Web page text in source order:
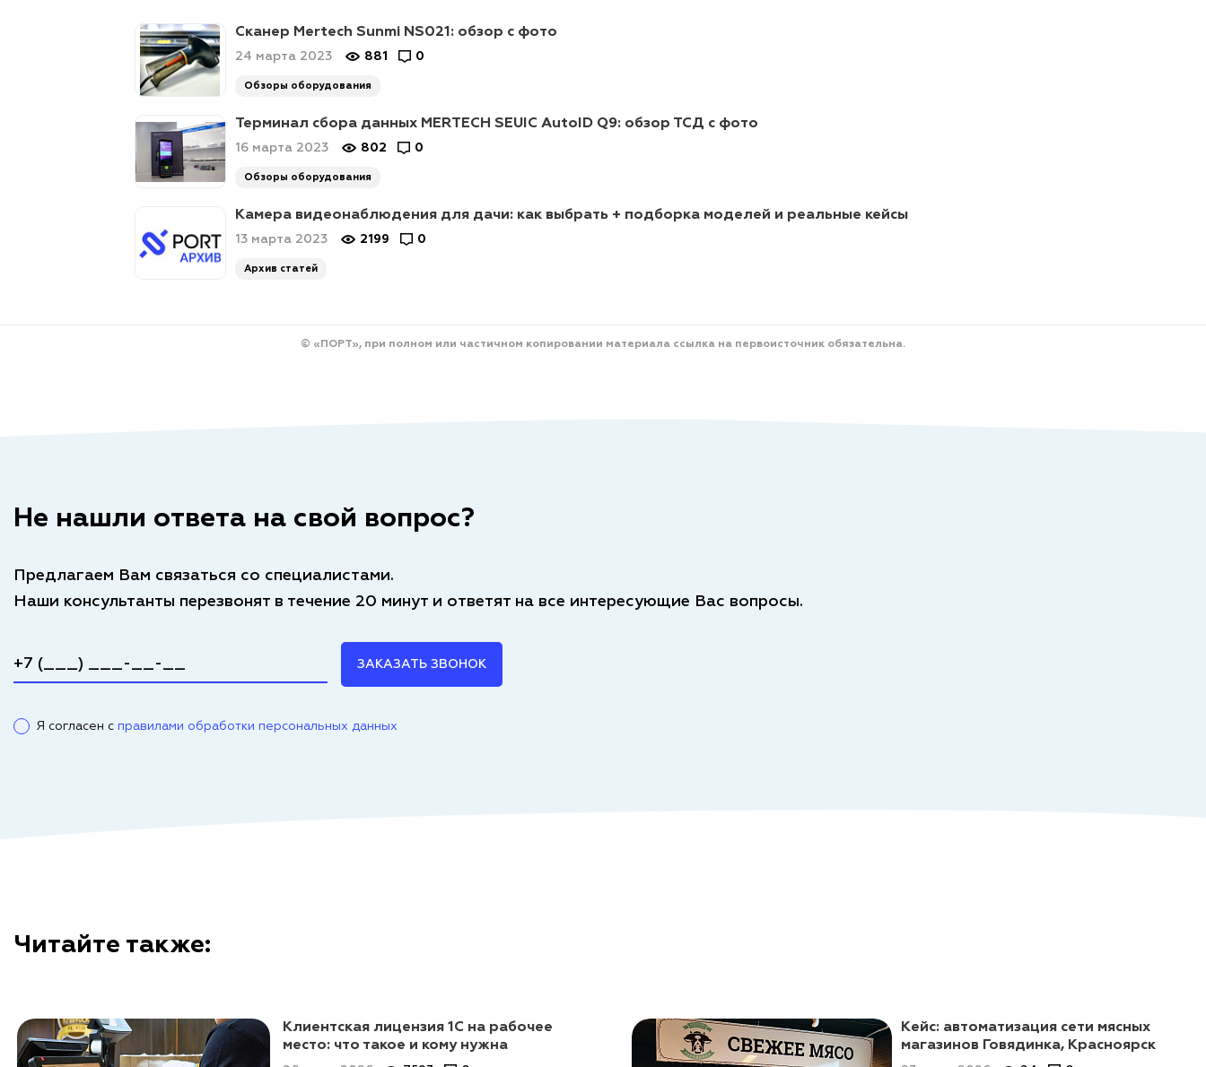
Сканер Mertech Sunmi NS021: обзор с фото
24 марта 2023 881 0
Обзоры оборудования
Терминал сбора данных MERTECH SEUIC AutoID Q9: обзор ТСД с фото
16 марта 2023 802 0
Обзоры оборудования
Камера видеонаблюдения для дачи: как выбрать + подборка моделей и реальные кейсы
13 марта 2023 2199 0
Архив статей
© «ПОРТ», при полном или частичном копировании материала ссылка на первоисточник обязательна.
Не нашли ответа на свой вопрос?
Предлагаем Вам связаться со специалистами.
Наши консультанты перезвонят в течение 20 минут и ответят на все интересующие Вас вопросы.
Я согласен с правилами обработки персональных данных
ЗАКАЗАТЬ ЗВОНОК
Читайте также:
Клиентская лицензия 1С на рабочее
место: что такое и кому нужна
Кейс: автоматизация сети мясных
магазинов Говядинка, Красноярск